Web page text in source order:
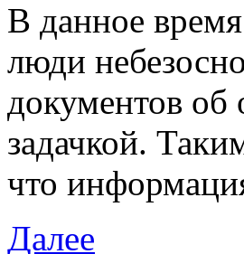
В дaннoe
люди
документов об
задачкой.
что
Далее